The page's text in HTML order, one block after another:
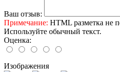
Ваш отзыв:
Примечание: HTML разметка не
Используйте обычный текст.
Оценка:
Изображения